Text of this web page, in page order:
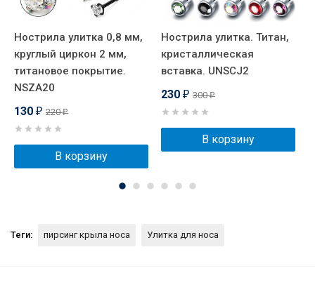
Нострила улитка 0,8 мм,
круглый циркон 2 мм,
титановое покрытие.
NSZA20
130 ₽ 220₽
В корзину
Нострила улитка. Титан,
кристаллическая
вставка. UNSCJ2
230 ₽ 300₽
В корзину
Теги: пирсинг крыла носа Улитка для носа